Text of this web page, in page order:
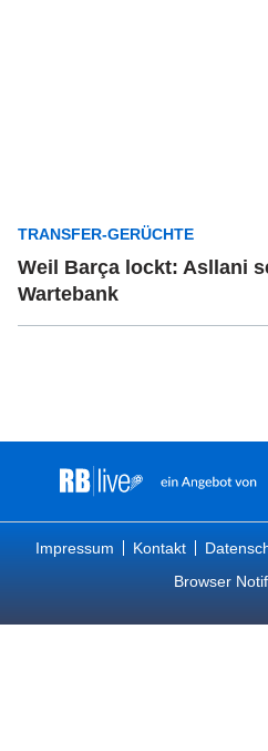
TRANSFER-GERÜCHTE
Weil Barça lockt: Asllani
Wartebank
Impressum Kontakt
Browser